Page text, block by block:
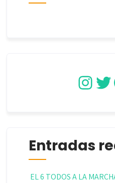
Entradas
EL 6 TODOS A LA